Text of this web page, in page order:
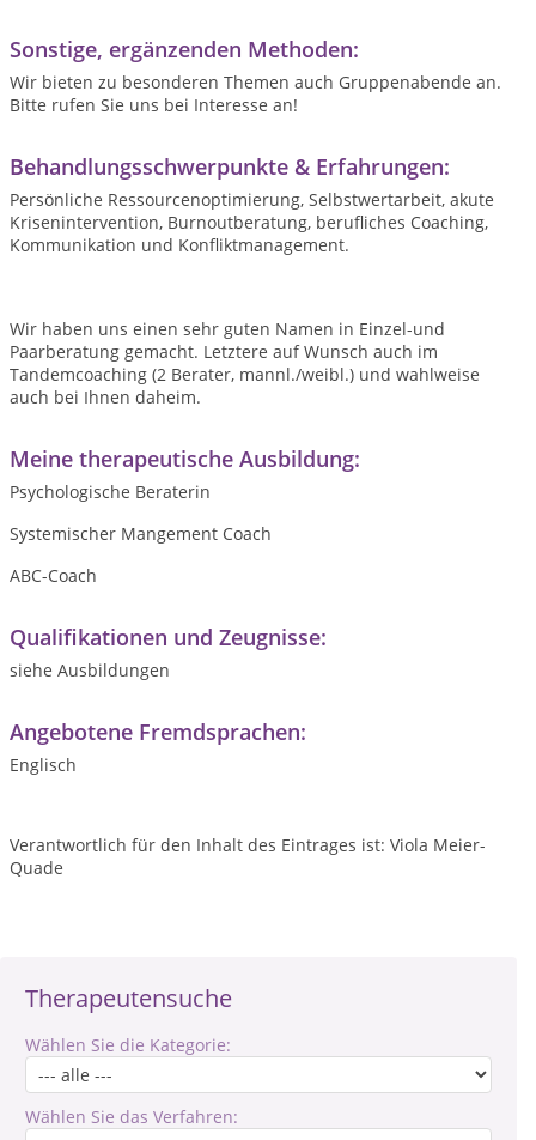
Therapeutensuche
Wählen Sie die Kategorie:
Wählen Sie das Verfahren:
Sonstige, ergänzenden Methoden:
Wir bieten zu besonderen Themen auch Gruppenabende an.
Bitte rufen Sie uns bei Interesse an!
Behandlungsschwerpunkte & Erfahrungen:
Persönliche Ressourcenoptimierung, Selbstwertarbeit, akute
Krisenintervention, Burnoutberatung, berufliches Coaching,
Kommunikation und Konfliktmanagement.
Wir haben uns einen sehr guten Namen in Einzel-und
Paarberatung gemacht. Letztere auf Wunsch auch im
Tandemcoaching (2 Berater, mannl./weibl.) und wahlweise
auch bei Ihnen daheim.
Meine therapeutische Ausbildung:
Psychologische Beraterin
Systemischer Mangement Coach
ABC-Coach
Qualifikationen und Zeugnisse:
siehe Ausbildungen
Angebotene Fremdsprachen:
Englisch
Verantwortlich für den Inhalt des Eintrages ist: Viola Meier-
Quade